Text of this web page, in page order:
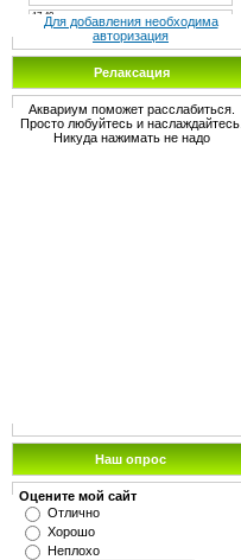
Для добавления необходима
авторизация
Релаксация
Аквариум поможет расслабиться.
Просто любуйтесь и наслаждайтесь.
Никуда нажимать не надо
Наш опрос
Оцените мой сайт
Отлично
Хорошо
Неплохо